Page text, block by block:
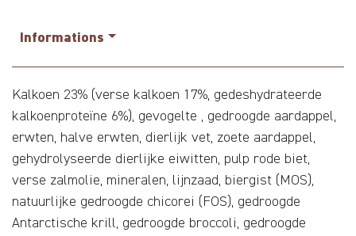
Informations
Kalkoen 23% (verse kalkoen 17%, gedeshydrateerde
kalkoenproteïne 6%), gevogelte , gedroogde aardappel,
erwten, halve erwten, dierlijk vet, zoete aardappel,
gehydrolyseerde dierlijke eiwitten, pulp rode biet,
verse zalmolie, mineralen, lijnzaad, biergist (MOS),
natuurlijke gedroogde chicorei (FOS), gedroogde
Antarctische krill, gedroogde broccoli, gedroogde